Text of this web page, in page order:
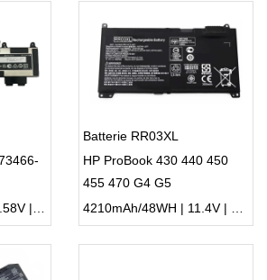
3152mAh/38WH | 11.58V | Li-ion ...
Batterie RR03XL
HP ProBook 430 440 450
455 470 G4 G5
4210mAh/48WH | 11.4V | Li-ion ...